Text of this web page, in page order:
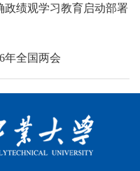
政绩观学习教育启动部署
年全国两会